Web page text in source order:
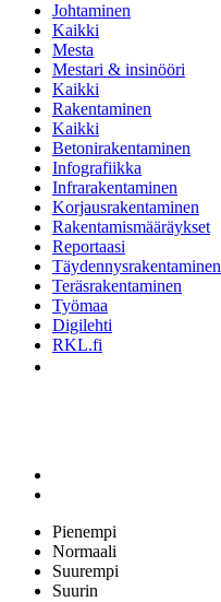
Johtaminen
Kaikki
Mesta
Mestari & insinööri
Kaikki
Rakentaminen
Kaikki
Betonirakentaminen
Infografiikka
Infrarakentaminen
Korjausrakentaminen
Rakentamismääräykset
Reportaasi
Täydennysrakentaminen
Teräsrakentaminen
Työmaa
Digilehti
RKL.fi
Pienempi
Normaali
Suurempi
Suurin